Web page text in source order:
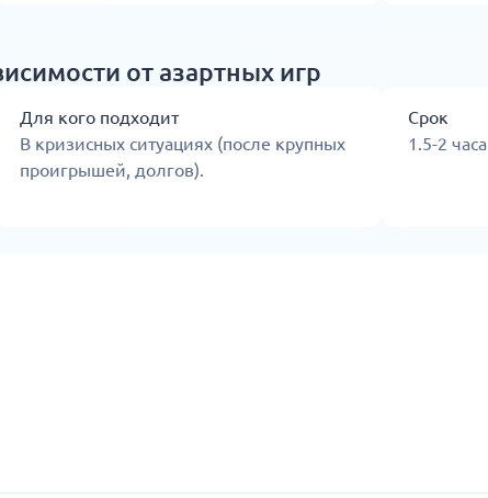
от азартных игр
Для кого подходит
В кризисных ситуациях (после крупных
проигрышей, долгов).
Срок
1.5-2 часа